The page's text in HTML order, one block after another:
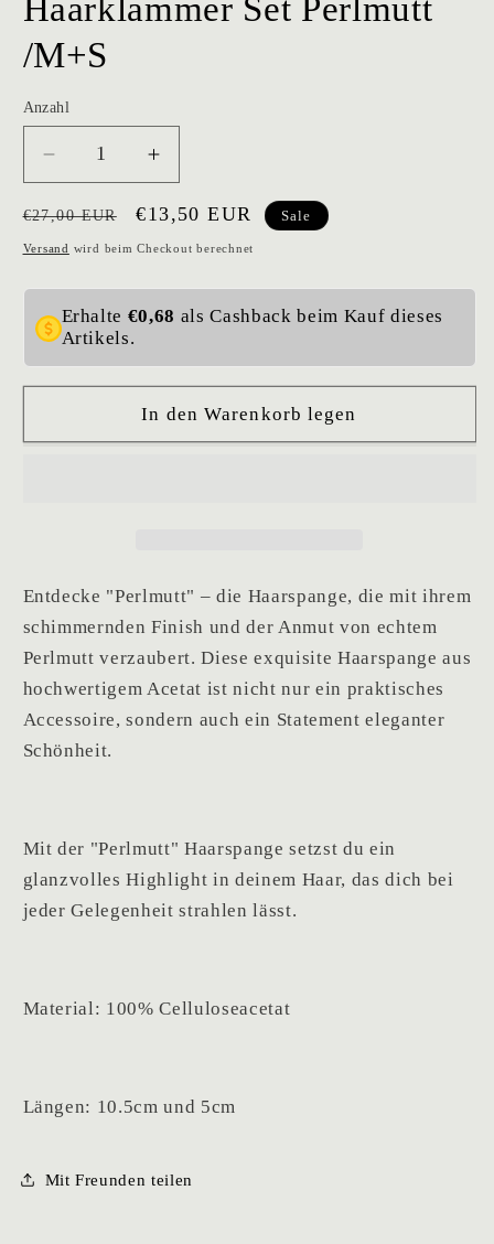
Haarklammer Set Perlmutt
/M+S
Anzahl
Verringere
die
Menge
für
Set
Perlmutt
/M+S
Erhöhe
die
Menge
für
Set
Perlmutt
Normaler
Preis
€27,00 EUR Verkaufspreis
€13,50 EUR Sale
Versand wird beim Checkout berechnet
Erhalte €0,68 als Cashback beim Kauf dieses
Artikels.
In den Warenkorb legen
Entdecke "Perlmutt" – die Haarspange, die mit ihrem
schimmernden Finish und der Anmut von echtem
Perlmutt verzaubert. Diese exquisite Haarspange aus
hochwertigem Acetat ist nicht nur ein praktisches
Accessoire, sondern auch ein Statement eleganter
Schönheit.
Mit der "Perlmutt" Haarspange setzst du ein
glanzvolles Highlight in deinem Haar, das dich bei
jeder Gelegenheit strahlen lässt.
Material: 100% Celluloseacetat
Längen: 10.5cm und 5cm
Mit Freunden teilen